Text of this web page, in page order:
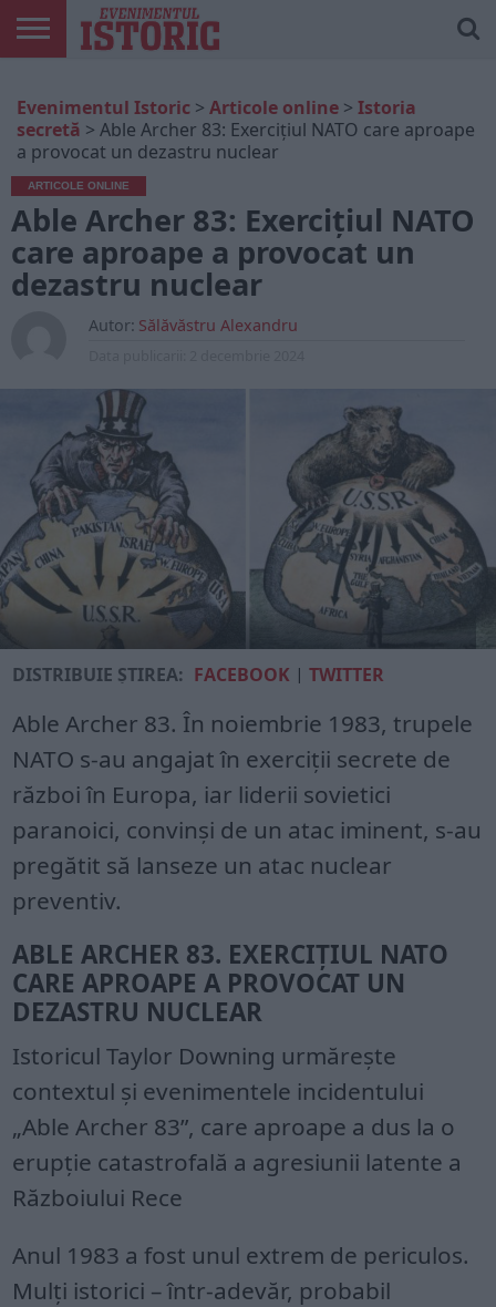
ONLINE
EDIȚII
TIPĂRITE
ISTORIC
PLAY
CONTUL
MEU
Evenimentul Istoric > Articole online > Istoria
secretă > Able Archer 83: Exercițiul NATO care aproape
a provocat un dezastru nuclear
ARTICOLE ONLINE
Able Archer 83: Exercițiul NATO
care aproape a provocat un
dezastru nuclear
Autor: Sălăvăstru Alexandru
DISTRIBUIE ȘTIREA: FACEBOOK |TWITTER
Able Archer 83. În noiembrie 1983, trupele
NATO s-au angajat în exerciții secrete de
război în Europa, iar liderii sovietici
paranoici, convinși de un atac iminent, s-au
pregătit să lanseze un atac nuclear
preventiv.
ABLE ARCHER 83. EXERCIȚIUL NATO
CARE APROAPE A PROVOCAT UN
DEZASTRU NUCLEAR
Istoricul Taylor Downing urmărește
contextul și evenimentele incidentului
„Able Archer 83”, care aproape a dus la o
erupție catastrofală a agresiunii latente a
Războiului Rece
Anul 1983 a fost unul extrem de periculos.
Mulți istorici – într-adevăr, probabil